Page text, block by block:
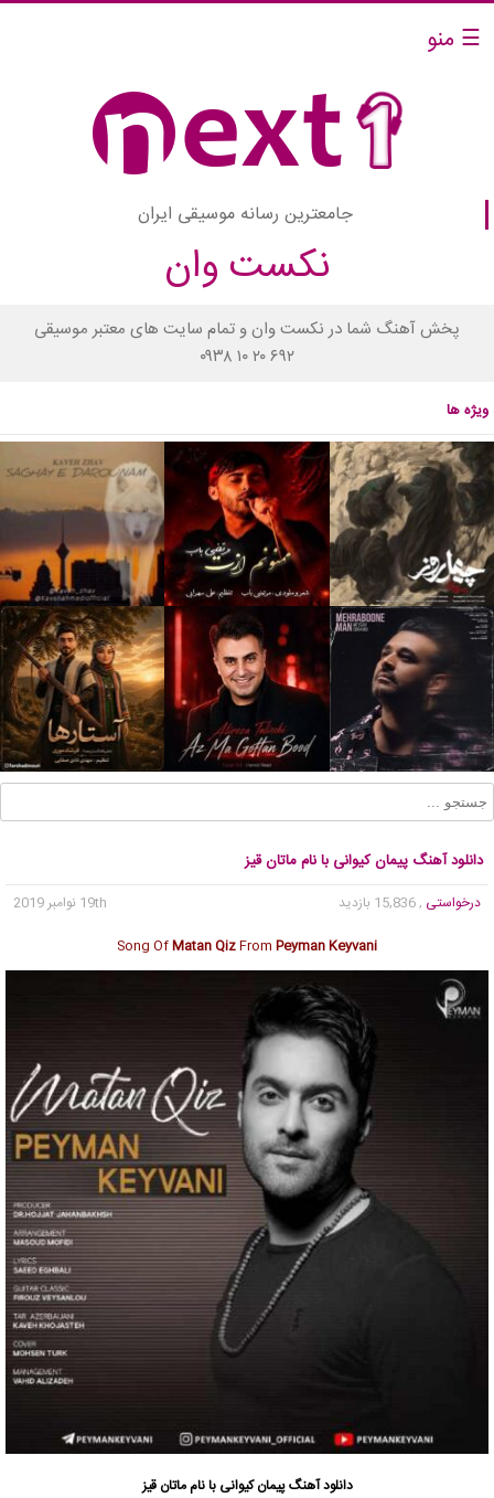
☰ منو
جامعترین رسانه موسیقی ایران
نکست وان
پخش آهنگ شما در نکست وان و تمام سایت های معتبر موسیقی
۰۹۳۸ ۱۰ ۲۰ ۶۹۲
ویژه ها
دانلود آهنگ پیمان کیوانی با نام ماتان قیز
درخواستی , 15,836 بازدید
19th نوامبر 2019
Song OfMatan QizFrom Peyman Keyvani
دانلود آهنگپیمان کیوانی با نام ماتان قیز